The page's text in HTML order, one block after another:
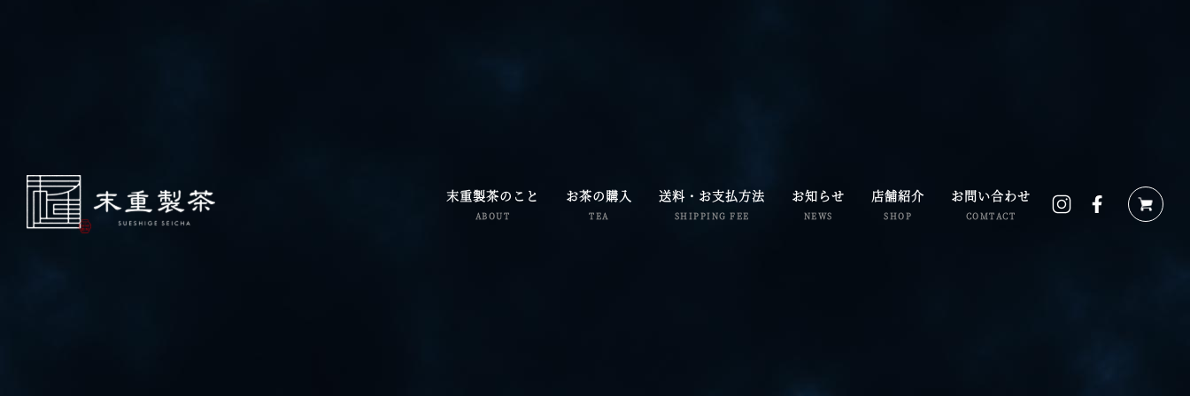
末重製茶のこと お茶の購入 送料・お支払方法 お知らせ 店舗紹介 お問い合わせ